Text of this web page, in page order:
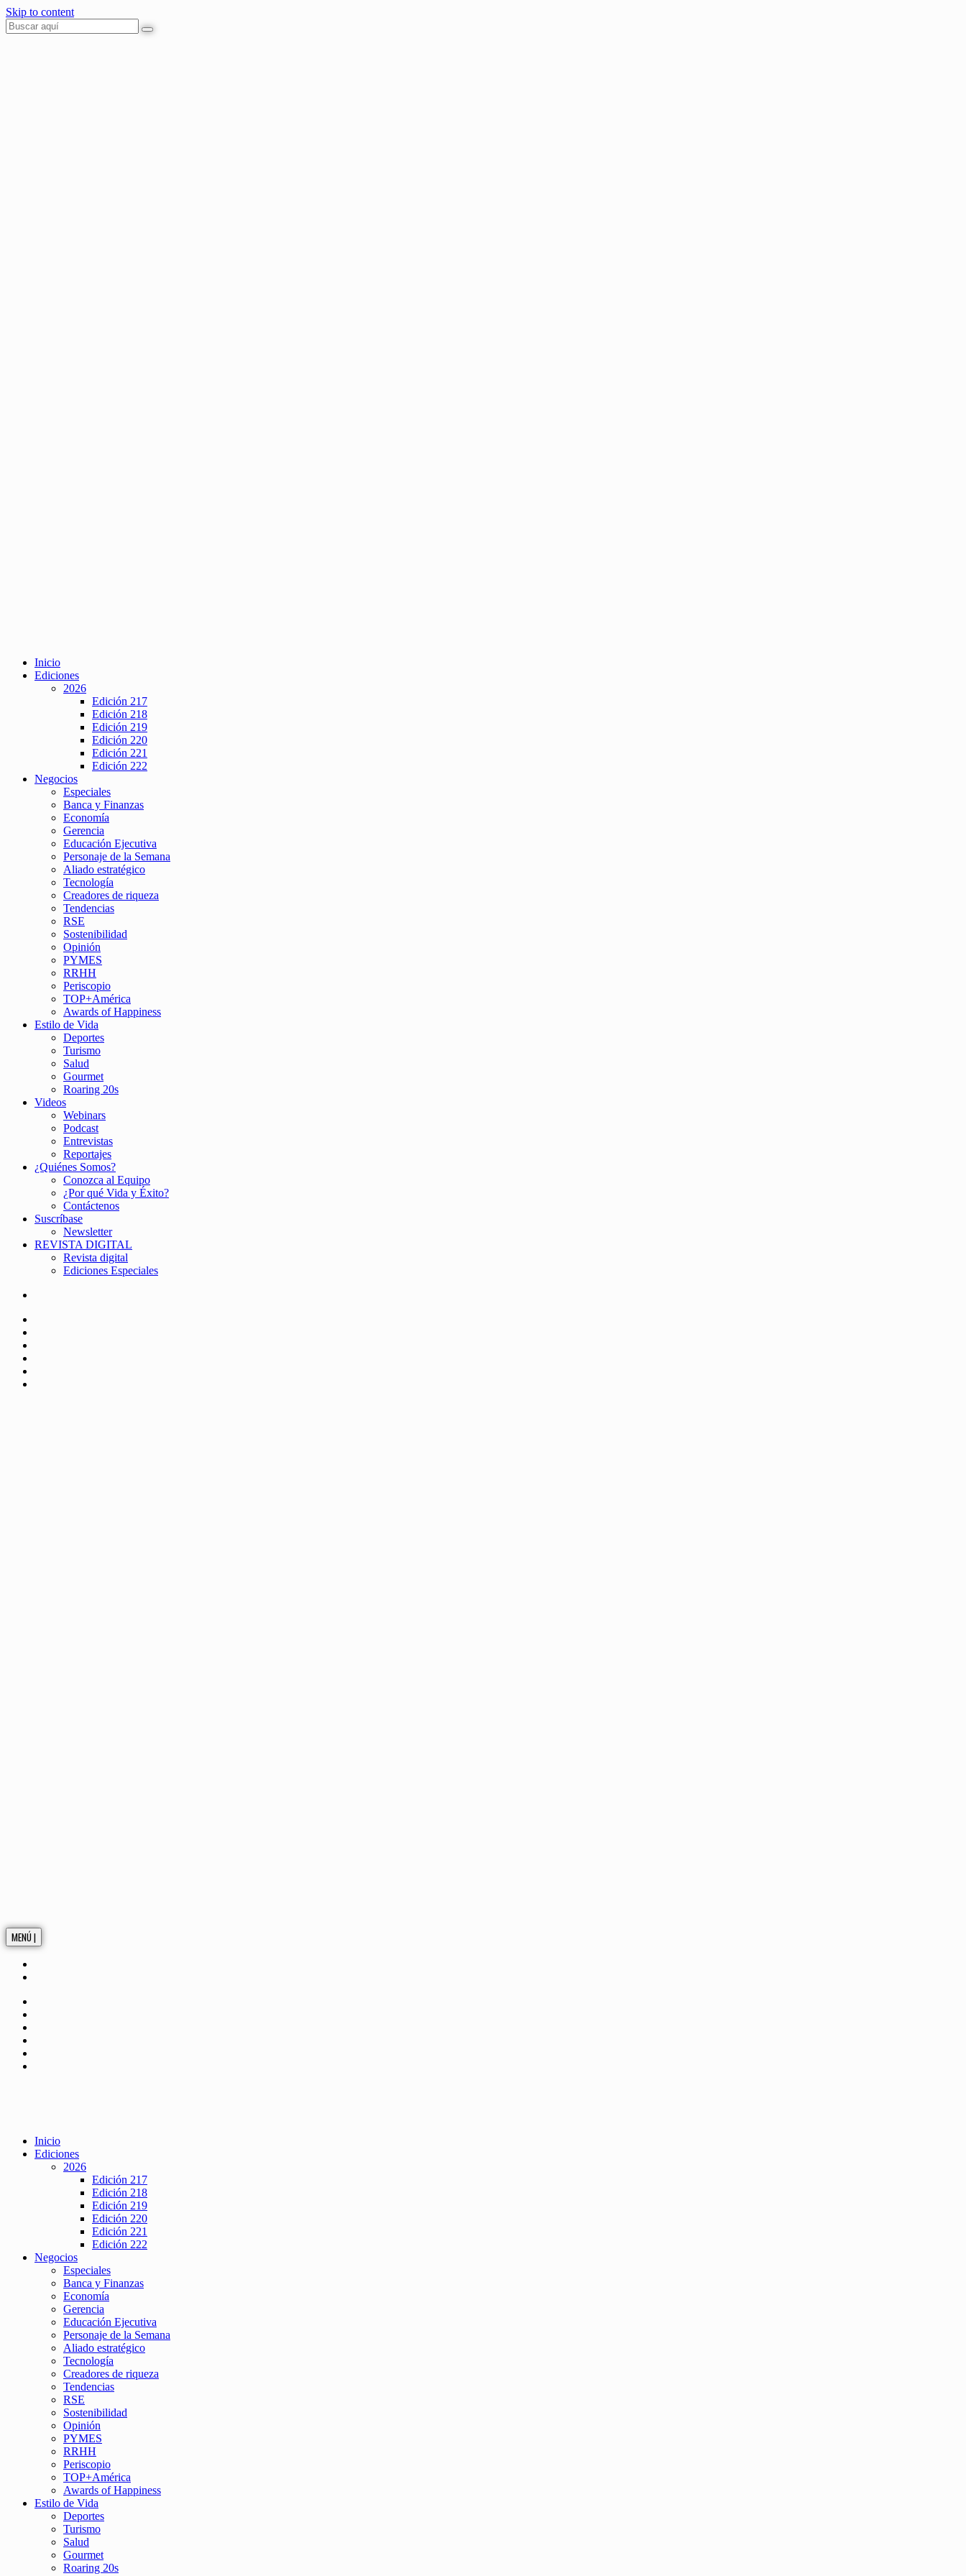
Skip to content
Inicio
Ediciones
2026
Edición 217
Edición 218
Edición 219
Edición 220
Edición 221
Edición 222
Negocios
Especiales
Banca y Finanzas
Economía
Gerencia
Educación Ejecutiva
Personaje de la Semana
Aliado estratégico
Tecnología
Creadores de riqueza
Tendencias
RSE
Sostenibilidad
Opinión
PYMES
RRHH
Periscopio
TOP+América
Awards of Happiness
Estilo de Vida
Deportes
Turismo
Salud
Gourmet
Roaring 20s
Videos
Webinars
Podcast
Entrevistas
Reportajes
¿Quiénes Somos?
Conozca al Equipo
¿Por qué Vida y Éxito?
Contáctenos
Suscríbase
Newsletter
REVISTA DIGITAL
Revista digital
Ediciones Especiales
MENÚ |
Inicio
Ediciones
2026
Edición 217
Edición 218
Edición 219
Edición 220
Edición 221
Edición 222
Negocios
Especiales
Banca y Finanzas
Economía
Gerencia
Educación Ejecutiva
Personaje de la Semana
Aliado estratégico
Tecnología
Creadores de riqueza
Tendencias
RSE
Sostenibilidad
Opinión
PYMES
RRHH
Periscopio
TOP+América
Awards of Happiness
Estilo de Vida
Deportes
Turismo
Salud
Gourmet
Roaring 20s